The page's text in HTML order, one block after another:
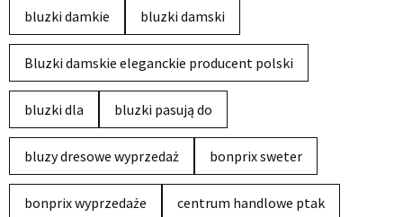
bluzki damkie bluzki damski
Bluzki damskie eleganckie producent polski
bluzki dla bluzki pasują do
bluzy dresowe wyprzedaż bonprix sweter
bonprix wyprzedaże centrum handlowe ptak